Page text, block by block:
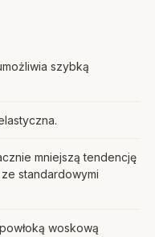
szybką
mniejszą tendencję
standardowymi
woskową